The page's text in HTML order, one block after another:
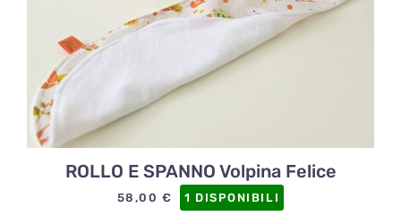
ROLLO E SPANNO Volpina Felice
58,00€ 1 DISPONIBILI